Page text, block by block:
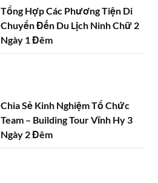
Tổng Hợp Các Phương Tiện Di
Chuyển Đến Du Lịch Ninh Chữ 2
Ngày 1 Đêm
Chia Sẻ Kinh Nghiệm Tổ Chức
Team – Building Tour Vĩnh Hy 3
Ngày 2 Đêm